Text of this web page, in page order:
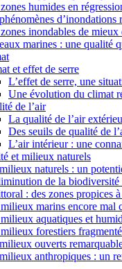
humides en
d’inondations
inondables de
marines : une qualité
et effet de serre
L’effet de serre, une
Une évolution du climat
de l’air
La qualité de l’air
Des seuils de qualité de
L’air intérieur : une
et milieux naturels
naturels : un
de la
: des zones propices
marins encore mal
aquatiques et
forestiers
ouverts
anthropiques : un